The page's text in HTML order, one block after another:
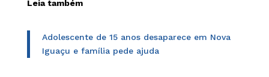
Leia também
Adolescente de 15 anos desaparece em Nova
Iguaçu e família pede ajuda